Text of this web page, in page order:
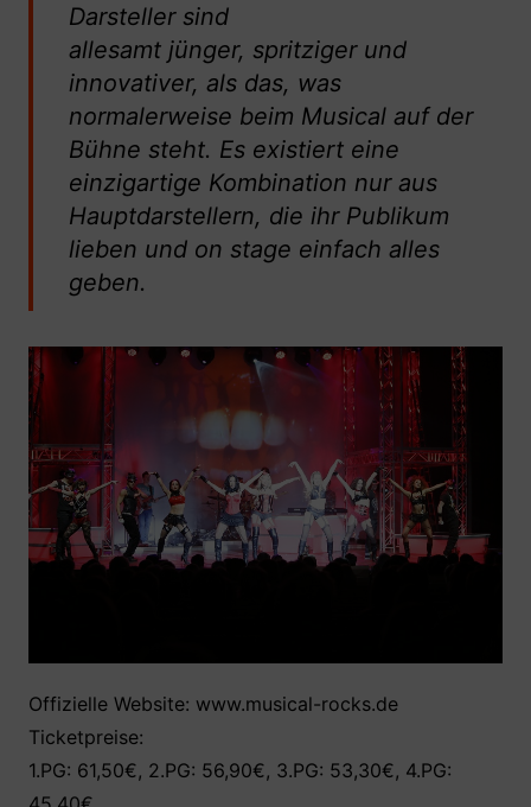
Darsteller sind
allesamt jünger, spritziger und
innovativer, als das, was
normalerweise beim Musical auf der
Bühne steht. Es existiert eine
einzigartige Kombination nur aus
Hauptdarstellern, die ihr Publikum
lieben und on stage einfach alles
geben.
Offizielle Website: www.musical-rocks.de
Ticketpreise:
1.PG: 61,50€, 2.PG: 56,90€, 3.PG: 53,30€, 4.PG: